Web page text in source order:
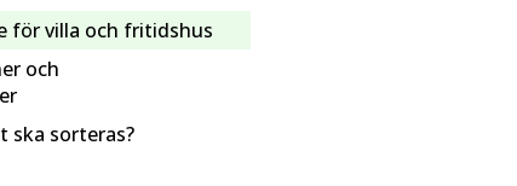
för villa och fritidshus
och
ska sorteras?